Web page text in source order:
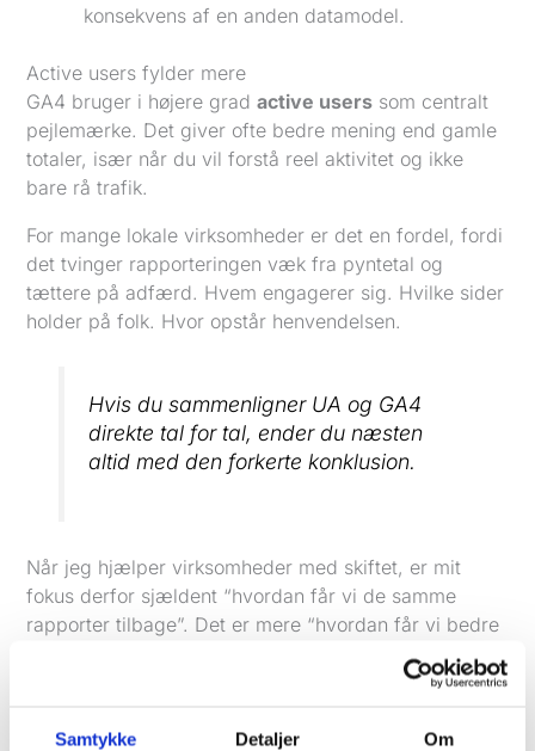
Samtykke Detaljer Om
konsekvens af en anden datamodel.
Active users fylder mere
GA4 bruger i højere gradactive users som centralt
pejlemærke. Det giver ofte bedre mening end gamle
totaler, især når du vil forstå reel aktivitet og ikke
bare rå trafik.
For mange lokale virksomheder er det en fordel, fordi
det tvinger rapporteringen væk fra pyntetal og
tættere på adfærd. Hvem engagerer sig. Hvilke sider
holder på folk. Hvor opstår henvendelsen.
Hvis du sammenligner UA og GA4
direkte tal for tal, ender du næsten
altid med den forkerte konklusion.
Når jeg hjælper virksomheder med skiftet, er mit
fokus derfor sjældent “hvordan får vi de samme
rapporter tilbage”. Det er mere “hvordan får vi bedre
En god GA4-opsætning starter ikke i Google